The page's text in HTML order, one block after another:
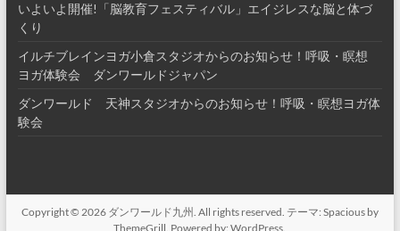
いよいよ開催!「脳教育フェスティバル」エイジレスな脳と体づ
くり
イルチブレインヨガ小倉スタジオからのお知らせ！呼吸・瞑想
ヨガ体験会 ダンワールドジャパン
ダンワールド 天神スタジオからのお知らせ！呼吸・瞑想ヨガ体
験会
Copyright © 2026 ダンワールド九州 . All rights reserved. テーマ: Spaciousby
ThemeGrill. Powered by:WordPress